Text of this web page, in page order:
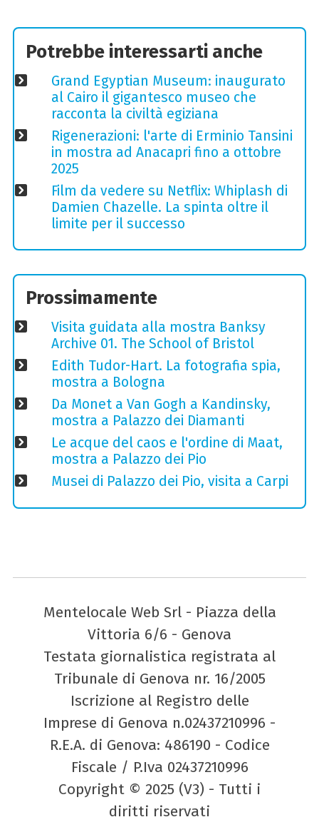
Potrebbe interessarti anche
Grand Egyptian Museum: inaugurato
al Cairo il gigantesco museo che
racconta la civiltà egiziana
Rigenerazioni: l'arte di Erminio Tansini
in mostra ad Anacapri fino a ottobre
2025
Film da vedere su Netflix: Whiplash di
Damien Chazelle. La spinta oltre il
limite per il successo
Prossimamente
Visita guidata alla mostra Banksy
Archive 01. The School of Bristol
Edith Tudor-Hart. La fotografia spia,
mostra a Bologna
Da Monet a Van Gogh a Kandinsky,
mostra a Palazzo dei Diamanti
Le acque del caos e l'ordine di Maat,
mostra a Palazzo dei Pio
Musei di Palazzo dei Pio, visita a Carpi
Mentelocale Web Srl - Piazza della
Vittoria 6/6 - Genova
Testata giornalistica registrata al
Tribunale di Genova nr. 16/2005
Iscrizione al Registro delle
Imprese di Genova n.02437210996 -
R.E.A. di Genova: 486190 - Codice
Fiscale / P.Iva 02437210996
Copyright © 2025 (V3) - Tutti i
diritti riservati